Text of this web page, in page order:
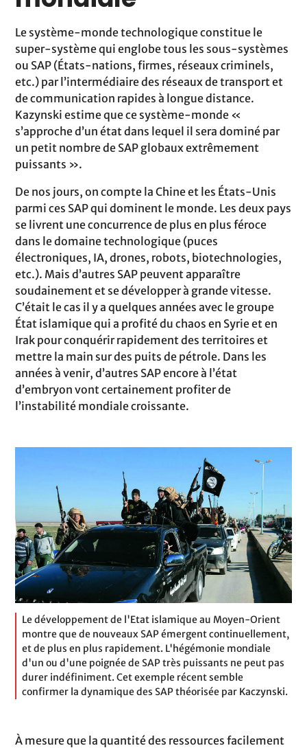
Le système-monde technologique constitue le
super-système qui englobe tous les sous-systèmes
ou SAP (États-nations, firmes, réseaux criminels,
etc.) par l’intermédiaire des réseaux de transport et
de communication rapides à longue distance.
Kazynski estime que ce système-monde «
s’approche d’un état dans lequel il sera dominé par
un petit nombre de SAP globaux extrêmement
puissants ».
De nos jours, on compte la Chine et les États-Unis
parmi ces SAP qui dominent le monde. Les deux pays
se livrent une concurrence de plus en plus féroce
dans le domaine technologique (puces
électroniques, IA, drones, robots, biotechnologies,
etc.). Mais d’autres SAP peuvent apparaître
soudainement et se développer à grande vitesse.
C’était le cas il y a quelques années avec le groupe
État islamique qui a profité du chaos en Syrie et en
Irak pour conquérir rapidement des territoires et
mettre la main sur des puits de pétrole. Dans les
années à venir, d’autres SAP encore à l’état
d’embryon vont certainement profiter de
l’instabilité mondiale croissante.
Le développement de l'Etat islamique au Moyen-Orient
montre que de nouveaux SAP émergent continuellement,
et de plus en plus rapidement. L'hégémonie mondiale
d'un ou d'une poignée de SAP très puissants ne peut pas
durer indéfiniment. Cet exemple récent semble
confirmer la dynamique des SAP théorisée par Kaczynski.
À mesure que la quantité des ressources facilement